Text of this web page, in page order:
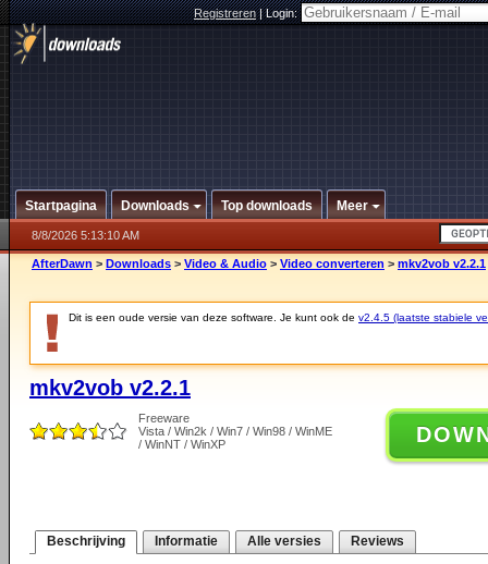
Registreren|Login:
Startpagina Downloads Top downloads Meer
8/8/2026 5:13:10 AM
AfterDawn > Downloads > Video & Audio > Video converteren > mkv2vob v2.2.1
Dit is een oude versie van deze software. Je kunt ook de v2.4.5 (laatste stabiele
mkv2vob v2.2.1
Freeware
Vista / Win2k / Win7 / Win98 / WinME
/ WinNT / WinXP
Beschrijving Informatie Alle versies Reviews